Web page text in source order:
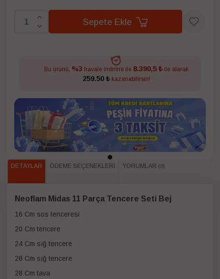
Sepete Ekle
Bu ürünü, %3 havale indirimi ile 8.390,5 ₺ile alarak
259.50 ₺kazanabilirsin!
DETAYLAR ÖDEME SEÇENEKLERI YORUMLAR (0)
Neoflam Midas 11 Parça Tencere Seti Bej
16 Cm sos tenceresi
20 Cm tencere
24 Cm sığ tencere
28 Cm sığ tencere
28 Cm tava